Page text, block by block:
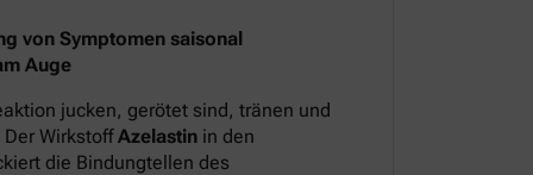
von Symptomen saisonal
Auge
jucken, gerötet sind, tränen und
WirkstoffAzelastin in den
die Bindungtellen des